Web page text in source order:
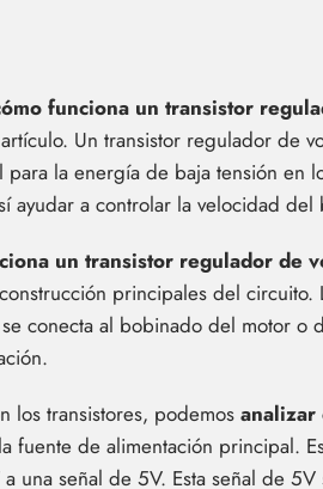
funciona un transistor
Un transistor regulador de
para la energía de baja tensión
ayudar a controlar la velocidad del
un transistor regulador de
principales del
conecta al bobinado del motor
los transistores, podemos analizar
fuente de alimentación principal.
una señal de 5V. Esta señal de